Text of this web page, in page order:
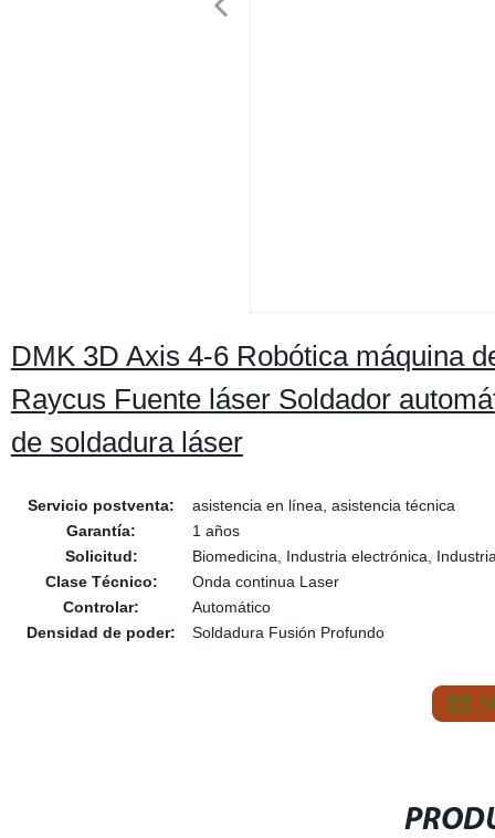
DMK 3D Axis 4-6 Robótica máquina
Raycus Fuente láser Soldador
de soldadura láser
Servicio postventa:
asistencia en línea, asistencia técnica
Garantía:
1 años
Solicitud:
Biomedicina, Industria electrónica,
Clase Técnico:
Onda continua Laser
Controlar:
Automático
Densidad de poder:
Soldadura Fusión Profundo